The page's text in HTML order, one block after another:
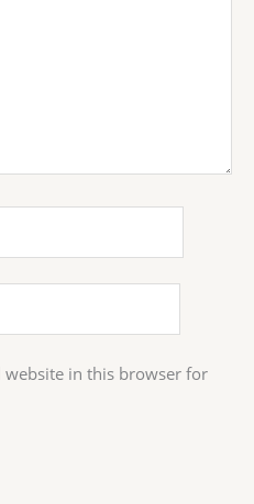
website in this browser for